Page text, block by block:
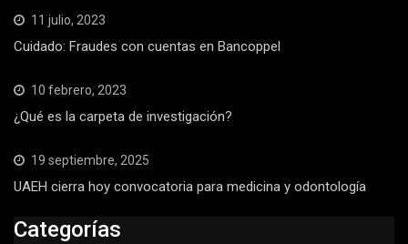
11 julio, 2023
Cuidado: Fraudes con cuentas en Bancoppel
10 febrero, 2023
¿Qué es la carpeta de investigación?
19 septiembre, 2025
UAEH cierra hoy convocatoria para medicina y odontología
Categorías